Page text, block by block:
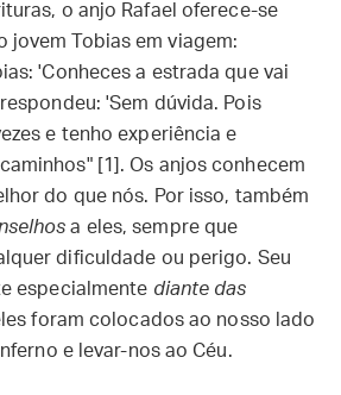
o anjo Rafael oferece-se
jovem Tobias em viagem:
'Conheces a estrada que vai
'Sem dúvida. Pois
e tenho experiência e
[1]. Os anjos conhecem
do que nós. Por isso, também
a eles, sempre que
dificuldade ou perigo. Seu
especialmente diante das
foram colocados ao nosso lado
e levar-nos ao Céu.